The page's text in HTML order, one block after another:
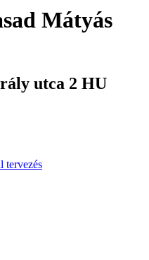
Mátyás
utca 2 HU
tervezés